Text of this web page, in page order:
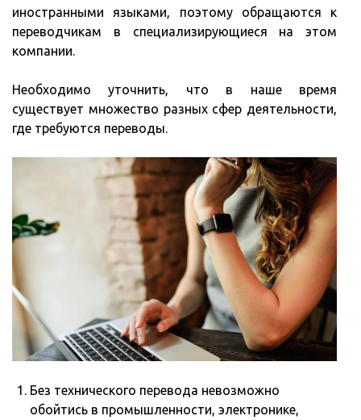
иностранными языками, поэтому обращаются к
переводчикам в специализирующиеся на этом
компании.
Необходимо уточнить, что в наше время
существует множество разных сфер деятельности,
где требуются переводы.
Без технического перевода невозможно
обойтись в промышленности, электронике,